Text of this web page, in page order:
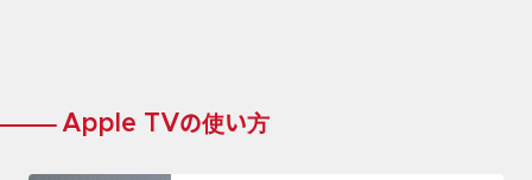
Apple TVの使い方